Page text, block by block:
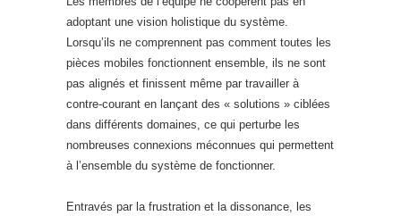
adoptant une vision holistique du système.
Lorsqu’ils ne comprennent pas comment toutes les
pièces mobiles fonctionnent ensemble, ils ne sont
pas alignés et finissent même par travailler à
contre-courant en lançant des « solutions » ciblées
dans différents domaines, ce qui perturbe les
nombreuses connexions méconnues qui permettent
à l’ensemble du système de fonctionner.
Entravés par la frustration et la dissonance, les